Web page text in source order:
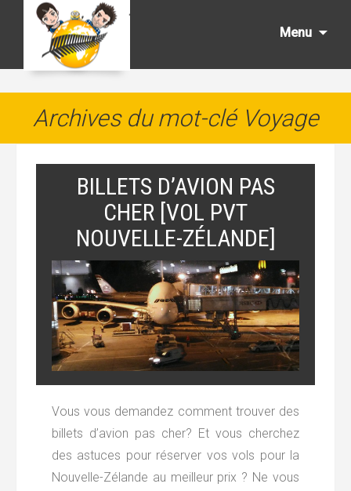
Menu
Archives du mot-clé Voyage
BILLETS D’AVION PAS
CHER [VOL PVT
NOUVELLE-ZÉLANDE]
Vous vous demandez comment trouver des
billets d’avion pas cher? Et vous cherchez
des astuces pour réserver vos vols pour la
Nouvelle-Zélande au meilleur prix ? Ne vous